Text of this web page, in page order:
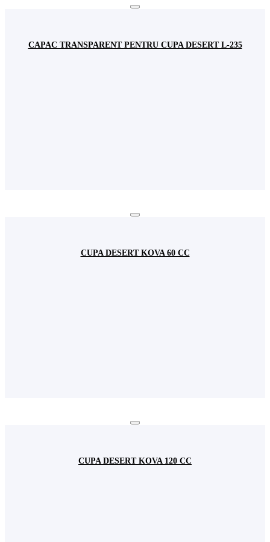
CAPAC TRANSPARENT PENTRU CUPA DESERT L-235
CUPA DESERT KOVA 60 CC
CUPA DESERT KOVA 120 CC